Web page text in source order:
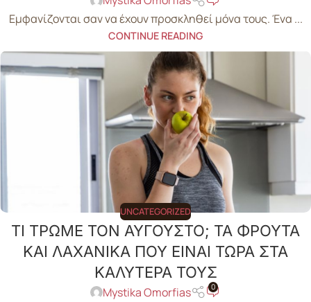
Εμφανίζονται σαν να έχουν προσκληθεί μόνα τους. Ένα ...
CONTINUE READING
UNCATEGORIZED
ΤΙ ΤΡΩΜΕ ΤΟΝ ΑΥΓΟΥΣΤΟ; ΤΑ ΦΡΟΥΤΑ
ΚΑΙ ΛΑΧΑΝΙΚΑ ΠΟΥ ΕΙΝΑΙ ΤΩΡΑ ΣΤΑ
ΚΑΛΥΤΕΡΑ ΤΟΥΣ
Mystika Omorfias 0